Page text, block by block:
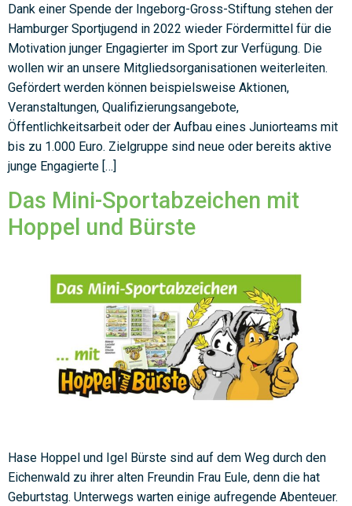
Dank einer Spende der Ingeborg-Gross-Stiftung stehen der
Hamburger Sportjugend in 2022 wieder Fördermittel für die
Motivation junger Engagierter im Sport zur Verfügung. Die
wollen wir an unsere Mitgliedsorganisationen weiterleiten.
Gefördert werden können beispielsweise Aktionen,
Veranstaltungen, Qualifizierungsangebote,
Öffentlichkeitsarbeit oder der Aufbau eines Juniorteams mit
bis zu 1.000 Euro. Zielgruppe sind neue oder bereits aktive
junge Engagierte […]
Das Mini-Sportabzeichen mit
Hoppel und Bürste
Hase Hoppel und Igel Bürste sind auf dem Weg durch den
Eichenwald zu ihrer alten Freundin Frau Eule, denn die hat
Geburtstag. Unterwegs warten einige aufregende Abenteuer.